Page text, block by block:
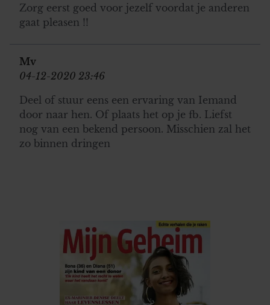
Zorg eerst goed voor jezelf voordat je anderen
gaat pleasen !!
Mv
04-12-2020 23:46
Deel of stuur eens een ervaring van Iemand
door naar hen. Of plaats het op je fb. Liefst
nog van een bekend persoon. Misschien zal het
zo binnen dringen